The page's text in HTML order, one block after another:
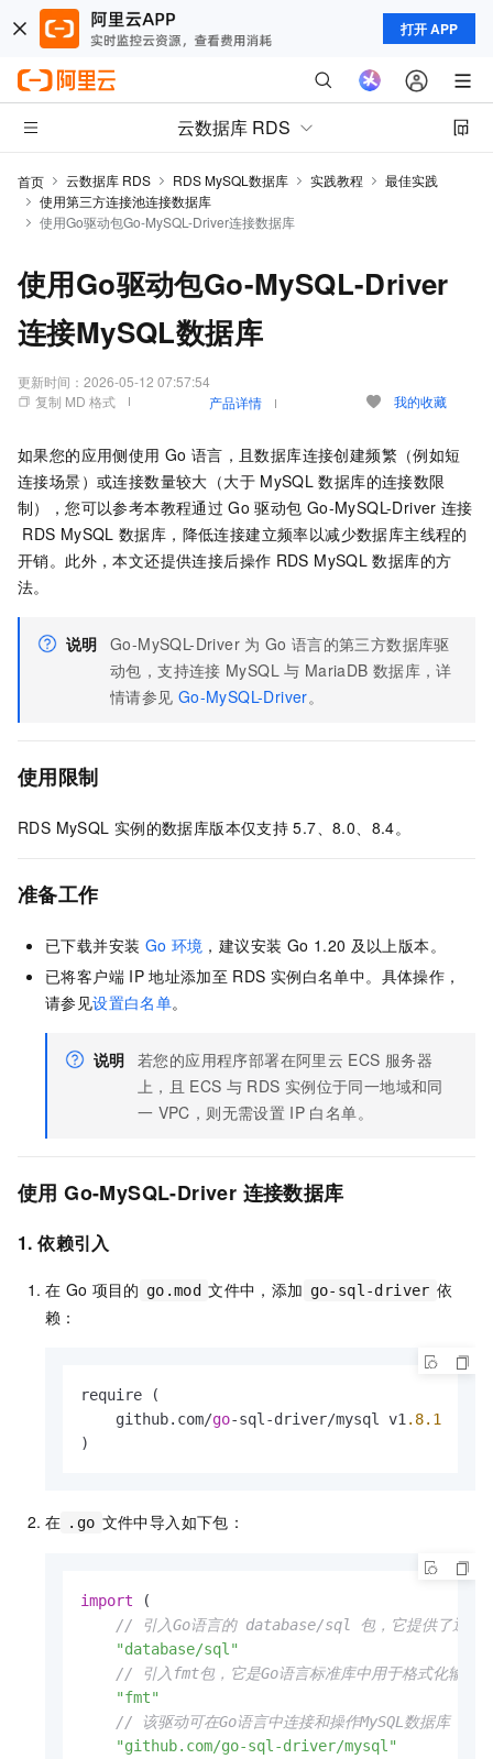
打开 APP
云数据库 RDS
首页 云数据库 RDS RDS MySQL数据库 实践教程
最佳实践
使用第三方连接池连接数据库
使用Go驱动包Go-MySQL-Driver连接数据库
使用Go驱动包Go-MySQL-Driver
连接MySQL数据库
更新时间： 2026-05-12 07:57:54
复制 MD 格式
产品详情 我的收藏
如果您的应用侧使用 Go 语言，且数据库连接创建频繁（例如短
连接场景）或连接数量较大（大于 MySQL 数据库的连接数限
制），您可以参考本教程通过 Go 驱动包 Go-MySQL-Driver 连接
RDS MySQL 数据库，降低连接建立频率以减少数据库主线程的
开销。此外，本文还提供连接后操作 RDS MySQL 数据库的方
法。
说明 Go-MySQL-Driver 为 Go 语言的第三方数据库驱
动包，支持连接 MySQL 与 MariaDB 数据库，详
情请参见 Go-MySQL-Driver。
使用限制
RDS MySQL 实例的数据库版本仅支持 5.7、8.0、8.4。
准备工作
已下载并安装 Go 环境 ，建议安装 Go 1.20 及以上版本。
已将客户端 IP 地址添加至 RDS 实例白名单中。具体操作，
请参见设置白名单。
说明 若您的应用程序部署在阿里云 ECS 服务器
上，且 ECS 与 RDS 实例位于同一地域和同
一 VPC，则无需设置 IP 白名单。
使用 Go-MySQL-Driver 连接数据库
1. 依赖引入
在 Go 项目的 go.mod 文件中，添加 go-sql-driver 依
赖：
require (
    github.com/
go-sql-driver/mysql v1 .8.1
)
在 .go 文件中导入如下包：
import (
// 引入Go语言的 database/sql 包，它提供了通用
"database/sql"
// 引入fmt包，它是Go语言标准库中用于格式化输入
"fmt"
// 该驱动可在Go语言中连接和操作MySQL数据库
"github.com/go-sql-driver/mysql"